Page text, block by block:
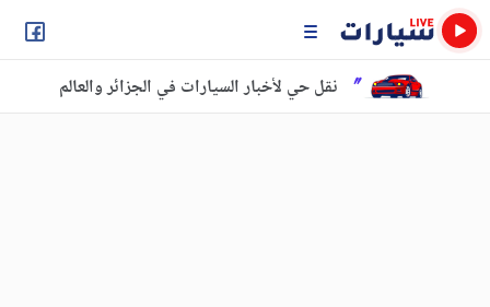
نقل حي لأخبار السيارات في الجزائر والعالم